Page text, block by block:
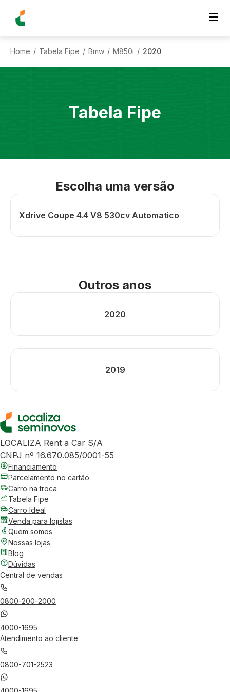
Home / Tabela Fipe / Bmw / M850i / 2020
Tabela Fipe
Escolha uma versão
Xdrive Coupe 4.4 V8 530cv Automatico
Outros anos
2020
2019
LOCALIZA Rent a Car S/A
CNPJ nº 16.670.085/0001-55
Financiamento
Parcelamento no cartão
Carro na troca
Tabela Fipe
Carro Ideal
Venda para lojistas
Quem somos
Nossas lojas
Blog
Dúvidas
Central de vendas
0800-200-2000
4000-1695
Atendimento ao cliente
0800-701-2523